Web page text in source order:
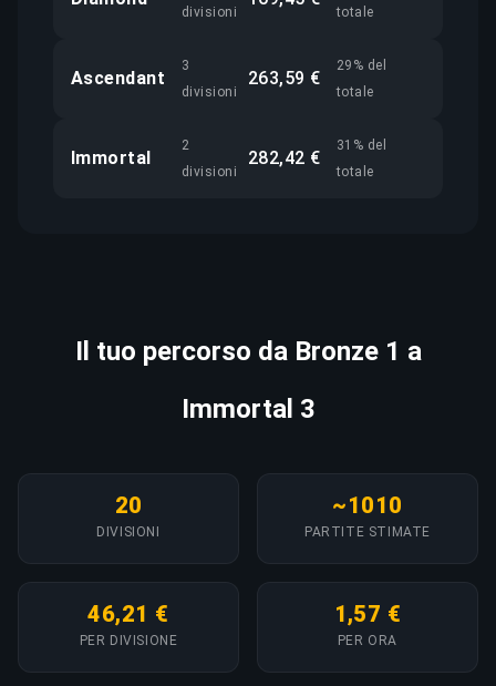
divisioni totale
Ascendant
3
divisioni
263,59 €
29% del
totale
Immortal
2
divisioni
282,42 €
31% del
totale
Il tuo percorso da Bronze 1 a
Immortal 3
20
DIVISIONI
~1010
PARTITE STIMATE
46,21 €
PER DIVISIONE
1,57 €
PER ORA